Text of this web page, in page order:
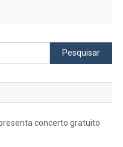
Pesquisar
por:
concerto gratuito